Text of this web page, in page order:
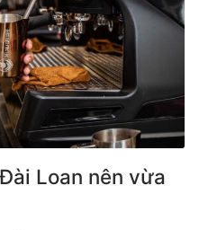
Loan nên vừa